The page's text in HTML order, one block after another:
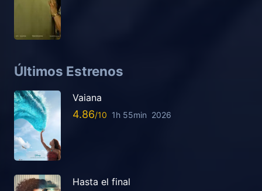
Últimos Estrenos
Vaiana
4.86 1h 55min 2026
Hasta el final